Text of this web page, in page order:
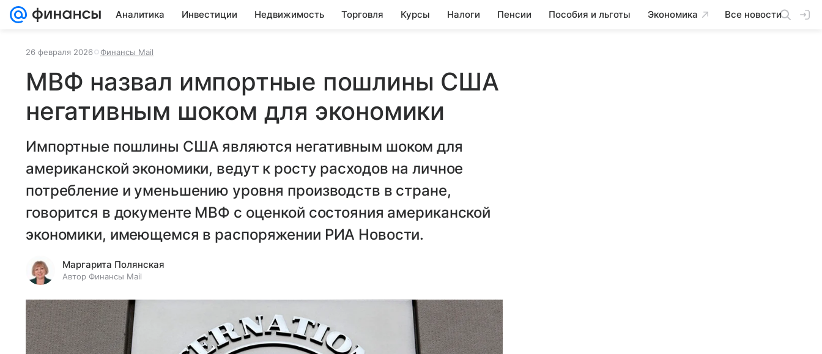
Аналитика Инвестиции Недвижимость Торговля Курсы Налоги Пенсии Пособия и льготы Экономика Все новости
26 февраля 2026 Финансы Mail
МВФ назвал импортные пошлины США
негативным шоком для экономики
Импортные пошлины США являются негативным шоком для
американской экономики, ведут к росту расходов на личное
потребление и уменьшению уровня производств в стране,
говорится в документе МВФ с оценкой состояния американской
экономики, имеющемся в распоряжении РИА Новости.
Маргарита Полянская
Автор Финансы Mail